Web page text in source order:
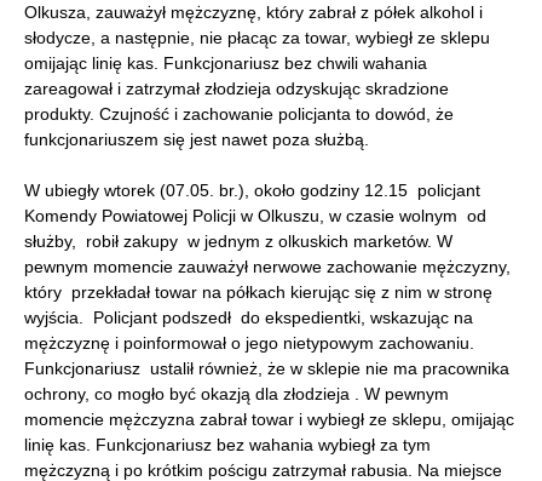
Olkusza, zauważył mężczyznę, który zabrał z półek alkohol i
słodycze, a następnie, nie płacąc za towar, wybiegł ze sklepu
omijając linię kas. Funkcjonariusz bez chwili wahania
zareagował i zatrzymał złodzieja odzyskując skradzione
produkty. Czujność i zachowanie policjanta to dowód, że
funkcjonariuszem się jest nawet poza służbą.
W ubiegły wtorek (07.05. br.), około godziny 12.15 policjant
Komendy Powiatowej Policji w Olkuszu, w czasie wolnym od
służby, robił zakupy w jednym z olkuskich marketów. W
pewnym momencie zauważył nerwowe zachowanie mężczyzny,
który przekładał towar na półkach kierując się z nim w stronę
wyjścia. Policjant podszedł do ekspedientki, wskazując na
mężczyznę i poinformował o jego nietypowym zachowaniu.
Funkcjonariusz ustalił również, że w sklepie nie ma pracownika
ochrony, co mogło być okazją dla złodzieja . W pewnym
momencie mężczyzna zabrał towar i wybiegł ze sklepu, omijając
linię kas. Funkcjonariusz bez wahania wybiegł za tym
mężczyzną i po krótkim pościgu zatrzymał rabusia. Na miejsce